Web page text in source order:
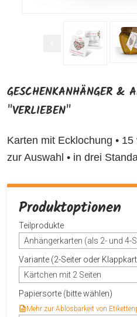
GESCHENKANHÄNGER &
"VERLIEBEN"
Karten mit Ecklochung •
zur Auswahl • in drei
Produktoptionen
Teilprodukte
Anhängerkarten (als 2- und 4-
Variante (2-Seiter oder
Kärtchen mit 2 Seiten
Papiersorte (bitte wählen)
Mehr zur Ablösbarkeit von